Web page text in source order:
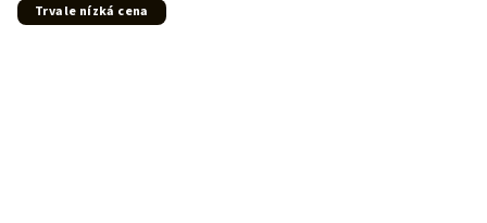
Trvale nízká cena